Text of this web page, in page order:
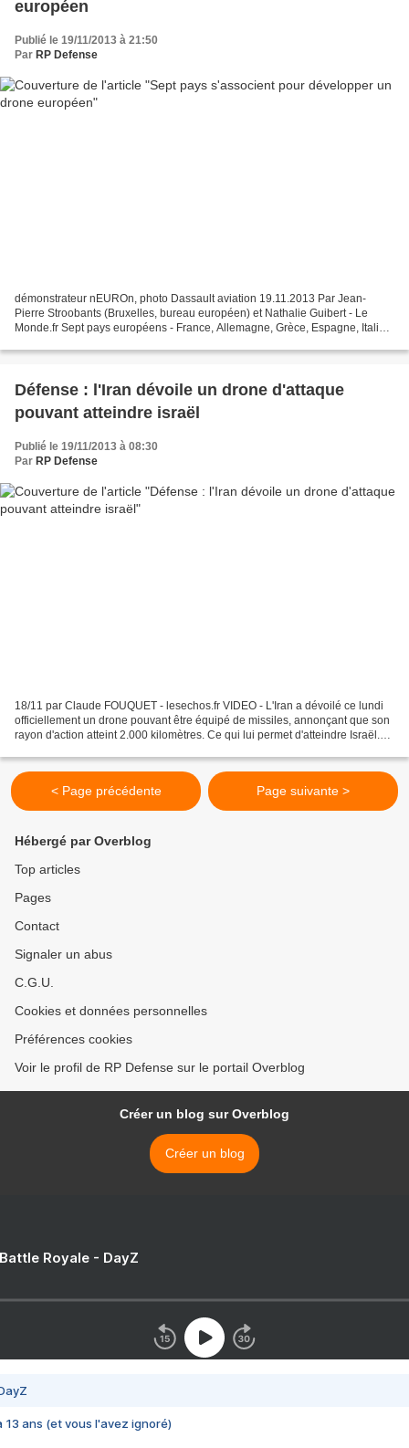
européen
Publié le 19/11/2013 à 21:50
Par RP Defense
démonstrateur nEUROn, photo Dassault aviation 19.11.2013 Par Jean-
Pierre Stroobants (Bruxelles, bureau européen) et Nathalie Guibert - Le
Monde.fr Sept pays européens - France, Allemagne, Grèce, Espagne, Italie,
Défense : l'Iran dévoile un drone d'attaque
pouvant atteindre israël
Publié le 19/11/2013 à 08:30
Par RP Defense
18/11 par Claude FOUQUET - lesechos.fr VIDEO - L'Iran a dévoilé ce lundi
officiellement un drone pouvant être équipé de missiles, annonçant que son
rayon d'action atteint 2.000 kilomètres. Ce qui lui permet d'atteindre Israël.
< Page précédente Page suivante >
Hébergé par Overblog
Top articles
Pages
Contact
Signaler un abus
C.G.U.
Cookies et données personnelles
Préférences cookies
Voir le profil de RP Defense sur le portail Overblog
Créer un blog sur Overblog
Créer un blog
Royale - DayZ
13 ans (et vous l'avez ignoré)